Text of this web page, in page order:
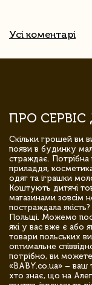
Усі коментарі
ПРО СЕРВІС
Скільки грошей ви
появи в будинку
страждає. Потрібна
приладдя,
одяг та іграшки
Коштують дитячі
магазинами зовсім
постраждала
Польщі. Можемо
які у вас вже є або
товари польських
оптимальне
потрібно, ви
«BABY.co.ua» – ваш
хто знає, що на